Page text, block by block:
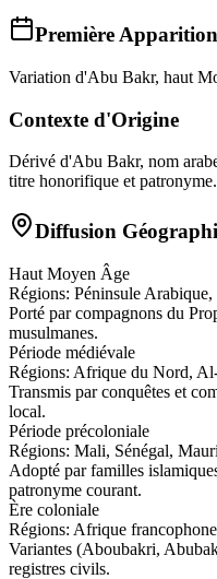
Première Apparition
Variation d'Abu Bakr, haut
Contexte d'Origine
Dérivé d'Abu Bakr, nom
titre honorifique et patronyme.
Diffusion
Haut Moyen Âge
Régions: Péninsule
Porté par compagnons du
musulmanes.
Période médiévale
Régions: Afrique du Nord,
Transmis par conquêtes et
local.
Période précoloniale
Régions: Mali, Sénégal,
Adopté par familles
patronyme courant.
Ère coloniale
Régions: Afrique
Variantes (Aboubakri,
registres civils.